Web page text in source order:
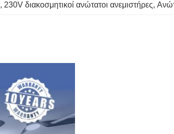
, 230V διακοσμητικοί ανώτατοι ανεμιστήρες,